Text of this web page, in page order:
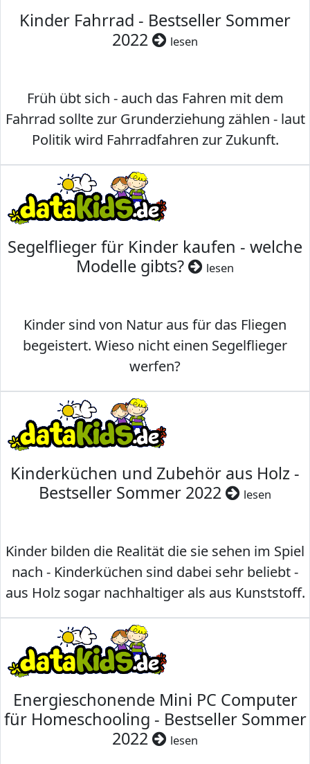
Kinder Fahrrad - Bestseller Sommer
2022
lesen
Früh übt sich - auch das Fahren mit dem
Fahrrad sollte zur Grunderziehung zählen - laut
Politik wird Fahrradfahren zur Zukunft.
Segelflieger für Kinder kaufen - welche
Modelle gibts?
lesen
Kinder sind von Natur aus für das Fliegen
begeistert. Wieso nicht einen Segelflieger
werfen?
Kinderküchen und Zubehör aus Holz -
Bestseller Sommer 2022
lesen
Kinder bilden die Realität die sie sehen im Spiel
nach - Kinderküchen sind dabei sehr beliebt -
aus Holz sogar nachhaltiger als aus Kunststoff.
Energieschonende Mini PC Computer
für Homeschooling - Bestseller Sommer
2022
lesen